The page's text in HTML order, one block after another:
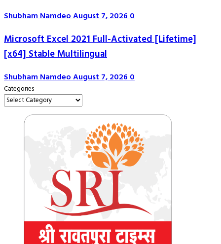
Shubham NamdeoAugust 7, 20260
Microsoft Excel 2021 Full-Activated [Lifetime]
[x64] Stable Multilingual
Shubham NamdeoAugust 7, 20260
Categories